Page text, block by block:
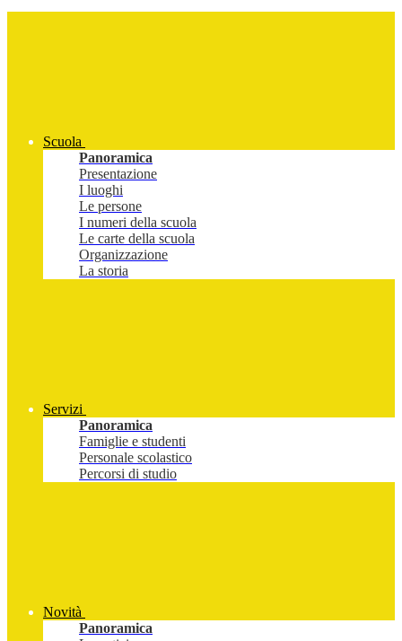
Scuola
Panoramica
Presentazione
I luoghi
Le persone
I numeri della scuola
Le carte della scuola
Organizzazione
La storia
Servizi
Panoramica
Famiglie e studenti
Personale scolastico
Percorsi di studio
Novità
Panoramica